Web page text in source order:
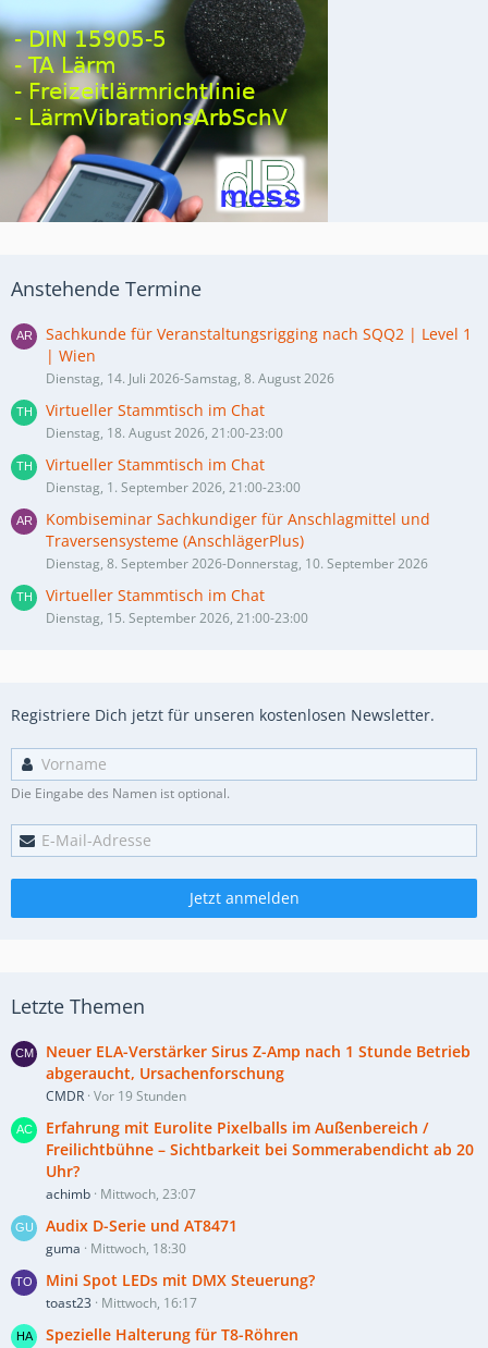
Anstehende Termine
Sachkunde für Veranstaltungsrigging nach SQQ2 | Level 1
| Wien
Dienstag, 14. Juli 2026-Samstag, 8. August 2026
Virtueller Stammtisch im Chat
Dienstag, 18. August 2026, 21:00-23:00
Virtueller Stammtisch im Chat
Dienstag, 1. September 2026, 21:00-23:00
Kombiseminar Sachkundiger für Anschlagmittel und
Traversensysteme (AnschlägerPlus)
Dienstag, 8. September 2026-Donnerstag, 10. September 2026
Virtueller Stammtisch im Chat
Dienstag, 15. September 2026, 21:00-23:00
Registriere Dich jetzt für unseren kostenlosen Newsletter.
Die Eingabe des Namen ist optional.
Jetzt anmelden
Letzte Themen
Neuer ELA-Verstärker Sirus Z-Amp nach 1 Stunde Betrieb
abgeraucht, Ursachenforschung
CMDR Vor 19 Stunden
Erfahrung mit Eurolite Pixelballs im Außenbereich /
Freilichtbühne – Sichtbarkeit bei Sommerabendicht ab 20
Uhr?
achimb Mittwoch, 23:07
Audix D-Serie und AT8471
guma Mittwoch, 18:30
Mini Spot LEDs mit DMX Steuerung?
toast23 Mittwoch, 16:17
Spezielle Halterung für T8-Röhren